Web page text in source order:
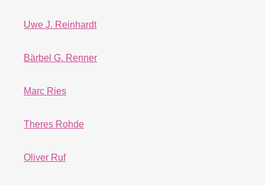
Uwe J. Reinhardt
Bärbel G. Renner
Marc Ries
Theres Rohde
Oliver Ruf